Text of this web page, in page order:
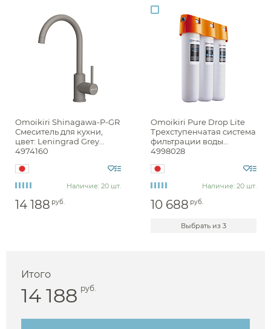
Omoikiri Shinagawa-P-GR
Смеситель для кухни,
цвет: Leningrad Grey
4974160
Наличие: 20 шт.
14 188 руб.
Omoikiri Pure Drop Lite
Трехступенчатая система
фильтрации воды
4998028
Наличие: 20 шт.
10 688 руб.
Выбрать из 3
Итого
14 188 руб.